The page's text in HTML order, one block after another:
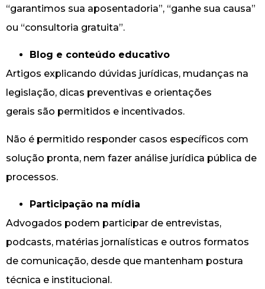
“garantimos sua aposentadoria”, “ganhe sua causa”
ou “consultoria gratuita”.
Blog e conteúdo educativo
Artigos explicando dúvidas jurídicas, mudanças na
legislação, dicas preventivas e orientações
gerais são permitidos e incentivados.
Não é permitido responder casos específicos com
solução pronta, nem fazer análise jurídica pública de
processos.
Participação na mídia
Advogados podem participar de entrevistas,
podcasts, matérias jornalísticas e outros formatos
de comunicação, desde que mantenham postura
técnica e institucional.